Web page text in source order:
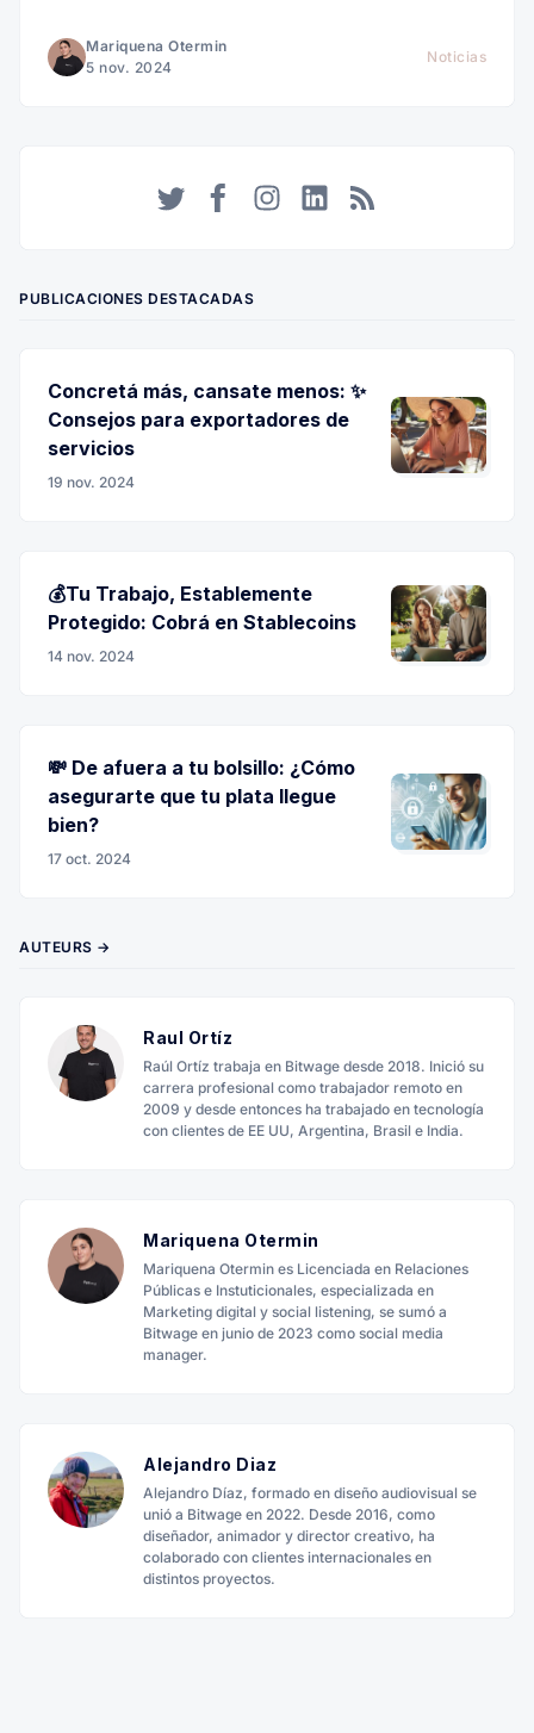
Mariquena Otermin
5 nov. 2024
Noticias
PUBLICACIONES DESTACADAS
Concretá más, cansate menos: ✨
Consejos para exportadores de
servicios
19 nov. 2024
💰Tu Trabajo, Establemente
Protegido: Cobrá en Stablecoins
14 nov. 2024
💸 De afuera a tu bolsillo: ¿Cómo
asegurarte que tu plata llegue
bien?
17 oct. 2024
AUTEURS →
Raul Ortíz
Raúl Ortíz trabaja en Bitwage desde 2018. Inició su
carrera profesional como trabajador remoto en
2009 y desde entonces ha trabajado en tecnología
con clientes de EE UU, Argentina, Brasil e India.
Mariquena Otermin
Mariquena Otermin es Licenciada en Relaciones
Públicas e Instuticionales, especializada en
Marketing digital y social listening, se sumó a
Bitwage en junio de 2023 como social media
manager.
Alejandro Diaz
Alejandro Díaz, formado en diseño audiovisual se
unió a Bitwage en 2022. Desde 2016, como
diseñador, animador y director creativo, ha
colaborado con clientes internacionales en
distintos proyectos.